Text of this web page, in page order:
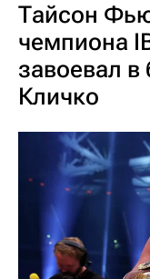
Тайсон
чемпиона
завоевал
Кличко